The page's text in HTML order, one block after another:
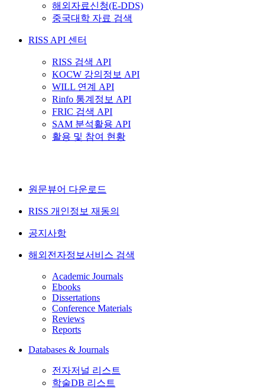
해외자료신청(E-DDS)
중국대학 자료 검색
RISS API 센터
RISS 검색 API
KOCW 강의정보 API
WILL 연계 API
Rinfo 통계정보 API
FRIC 검색 API
SAM 분석활용 API
활용 및 참여 현황
원문뷰어 다운로드
RISS 개인정보 재동의
공지사항
해외전자정보서비스 검색
Academic Journals
Ebooks
Dissertations
Conference Materials
Reviews
Reports
Databases & Journals
전자저널 리스트
학술DB 리스트